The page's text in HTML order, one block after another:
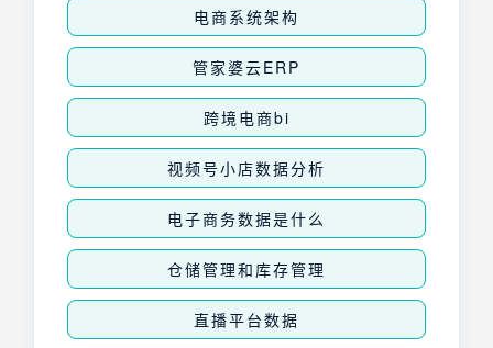
电商系统架构
管家婆云ERP
跨境电商bi
视频号小店数据分析
电子商务数据是什么
仓储管理和库存管理
直播平台数据